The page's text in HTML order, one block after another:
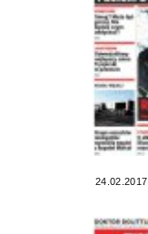
24.02.2017